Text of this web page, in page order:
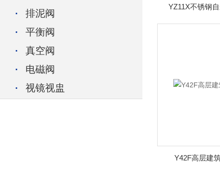
排泥阀
平衡阀
真空阀
电磁阀
视镜视盅
YZ11X不锈钢
​Y42F高层建